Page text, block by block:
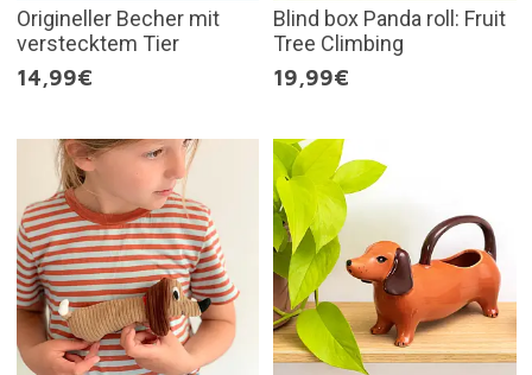
Origineller Becher mit
verstecktem Tier
14,99€
Blind box Panda roll: Fruit
Tree Climbing
19,99€